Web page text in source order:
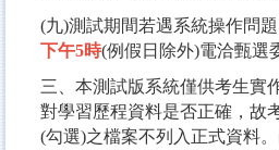
(九)測試期間若遇系統操作問
下午5時(例假日除外)電洽甄選
三、本測試版系統僅供考生實
對學習歷程資料是否正確，故
(勾選)之檔案不列入正式資料